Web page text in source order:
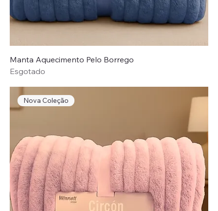
Manta Aquecimento Pelo Borrego
Esgotado
Nova Coleção